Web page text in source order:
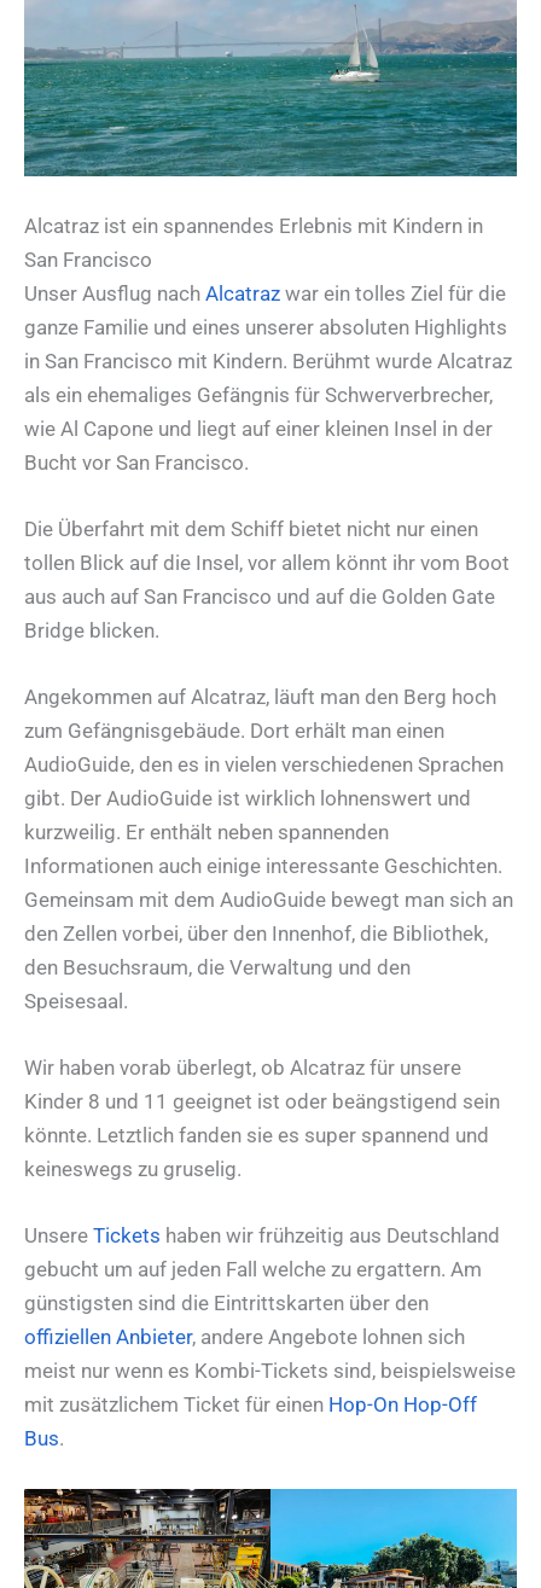
Alcatraz ist ein spannendes Erlebnis mit Kindern in
San Francisco
Unser Ausflug nach Alcatraz war ein tolles Ziel für die
ganze Familie und eines unserer absoluten Highlights
in San Francisco mit Kindern. Berühmt wurde Alcatraz
als ein ehemaliges Gefängnis für Schwerverbrecher,
wie Al Capone und liegt auf einer kleinen Insel in der
Bucht vor San Francisco.
Die Überfahrt mit dem Schiff bietet nicht nur einen
tollen Blick auf die Insel, vor allem könnt ihr vom Boot
aus auch auf San Francisco und auf die Golden Gate
Bridge blicken.
Angekommen auf Alcatraz, läuft man den Berg hoch
zum Gefängnisgebäude. Dort erhält man einen
AudioGuide, den es in vielen verschiedenen Sprachen
gibt. Der AudioGuide ist wirklich lohnenswert und
kurzweilig. Er enthält neben spannenden
Informationen auch einige interessante Geschichten.
Gemeinsam mit dem AudioGuide bewegt man sich an
den Zellen vorbei, über den Innenhof, die Bibliothek,
den Besuchsraum, die Verwaltung und den
Speisesaal.
Wir haben vorab überlegt, ob Alcatraz für unsere
Kinder 8 und 11 geeignet ist oder beängstigend sein
könnte. Letztlich fanden sie es super spannend und
keineswegs zu gruselig.
Unsere Tickets haben wir frühzeitig aus Deutschland
gebucht um auf jeden Fall welche zu ergattern. Am
günstigsten sind die Eintrittskarten über den
offiziellen Anbieter, andere Angebote lohnen sich
meist nur wenn es Kombi-Tickets sind, beispielsweise
mit zusätzlichem Ticket für einen Hop-On Hop-Off
Bus.